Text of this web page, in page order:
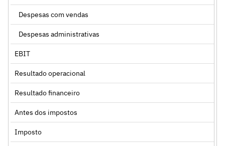
Despesas com vendas
Despesas administrativas
EBIT
Resultado operacional
Resultado financeiro
Antes dos impostos
Imposto